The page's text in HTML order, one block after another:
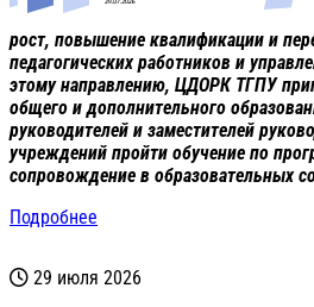
рост, повышение квалификации и
педагогических работников и
этому направлению, ЦДОРК ТГПУ
общего и дополнительного
руководителей и заместителей
учреждений пройти обучение по
сопровождение в образовательных
Подробнее
29 июля 2026